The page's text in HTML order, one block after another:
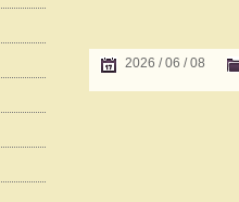
2026 / 06 / 08